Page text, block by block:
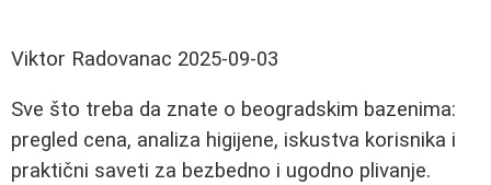
Viktor Radovanac 2025-09-03
Sve što treba da znate o beogradskim bazenima:
pregled cena, analiza higijene, iskustva korisnika i
praktični saveti za bezbedno i ugodno plivanje.